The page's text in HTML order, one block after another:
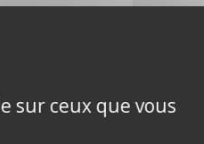
sur ceux que vous